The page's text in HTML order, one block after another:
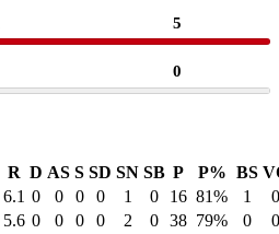
5
0
R D AS S SD SN SB P P% BS
6.1 0 0 0 0 1 0 16 81% 1
0
5.6 0 0 0 0 2 0 38 79% 0
0